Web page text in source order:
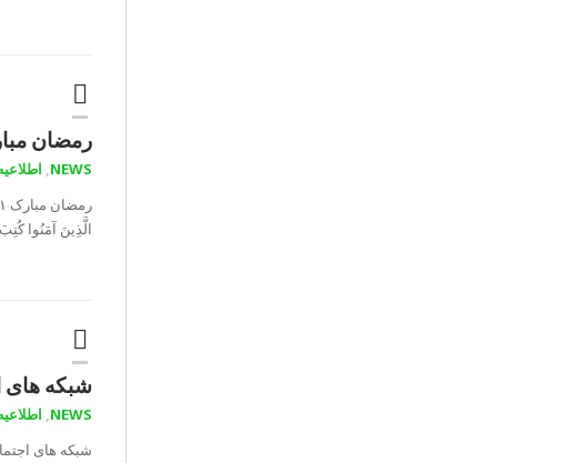
رمضان مبارک
NEWS
,
الَّذِينَ آمَنُوا
شبکه های
NEWS
,
شبکه های